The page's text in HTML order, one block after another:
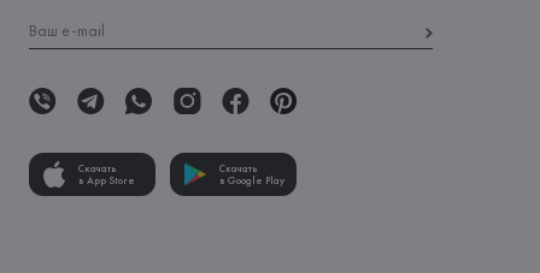
Скачать
в App Store
Скачать
в Google Play